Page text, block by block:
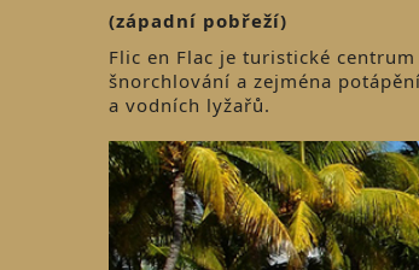
(západní pobřeží)
Flic en Flac je turistické
šnorchlování a zejména
a vodních lyžařů.